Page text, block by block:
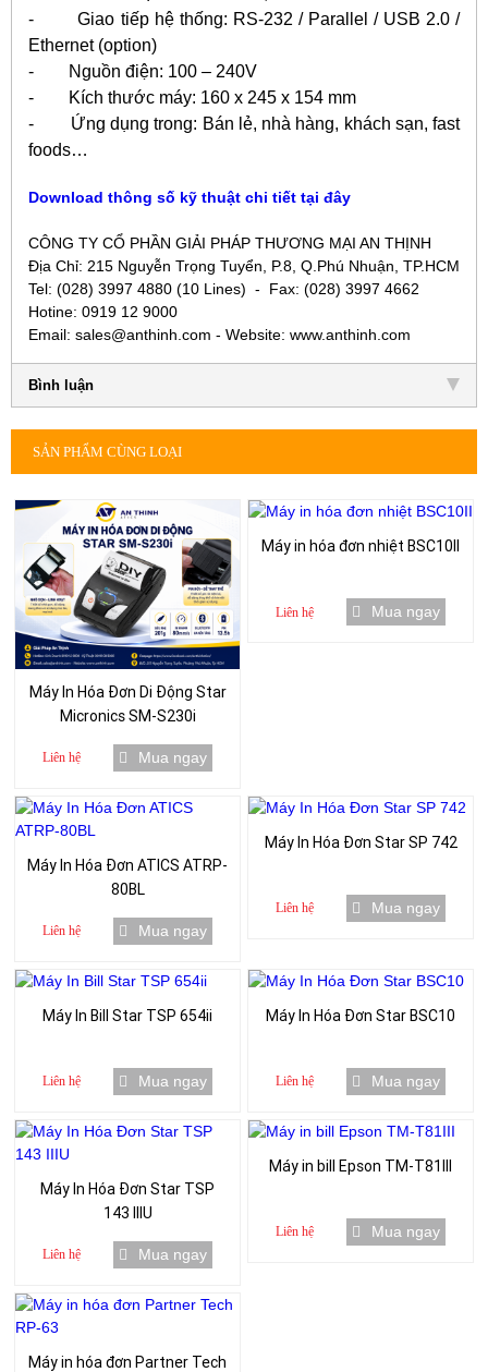
- Giao tiếp hệ thống: RS-232 / Parallel / USB 2.0 /
Ethernet (option)
- Nguồn điện: 100 – 240V
- Kích thước máy: 160 x 245 x 154 mm
- Ứng dụng trong: Bán lẻ, nhà hàng, khách sạn, fast
foods…
Download thông số kỹ thuật chi tiết tại đây
CÔNG TY CỔ PHẦN GIẢI PHÁP THƯƠNG MẠI AN THỊNH
Địa Chỉ: 215 Nguyễn Trọng Tuyển, P.8, Q.Phú Nhuận, TP.HCM
Tel: (028) 3997 4880 (10 Lines) - Fax: (028) 3997 4662
Hotine: 0919 12 9000
Email: sales@anthinh.com - Website: www.anthinh.com
Bình luận
SẢN PHẨM CÙNG LOẠI
Máy In Hóa Đơn Di Động Star
Micronics SM-S230i
Liên hệ Mua ngay
Máy in hóa đơn nhiệt BSC10II
Liên hệ Mua ngay
Máy In Hóa Đơn ATICS ATRP-
80BL
Liên hệ Mua ngay
Máy In Hóa Đơn Star SP 742
Liên hệ Mua ngay
Máy In Bill Star TSP 654ii
Liên hệ Mua ngay
Máy In Hóa Đơn Star BSC10
Liên hệ Mua ngay
Máy In Hóa Đơn Star TSP
143 IIIU
Liên hệ Mua ngay
Máy in bill Epson TM-T81III
Liên hệ Mua ngay
Máy in hóa đơn Partner Tech